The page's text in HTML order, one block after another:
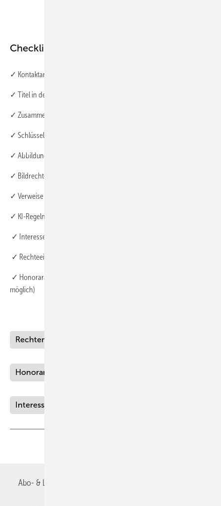
Checkliste vor der Beitragseinreichung
✓ Kontaktangaben des korrespondierenden Autors vollständig
✓ Titel in deutscher und englischer Sprache
✓ Zusammenfassung/Abstract in deutscher und englischer Sprache
✓ Schlüsselwörter in deutscher und englischer Sprache
✓ Abbildungen und Tabellen separat eingereicht
✓ Bildrechte geklärt
✓ Verweise im Text vorhanden
✓ KI-Regeln beachtet
✓ Interessenkonflikt angegeben
✓ Rechteeinräumung beigefügt
✓ Honorarangaben (Auszahlung nur bei vorhandenem Formular
möglich)
Rechtemanagement MedSach
Honorarangaben MedSach
Interessenkonflikt MedSach
Abo- & Leserservice